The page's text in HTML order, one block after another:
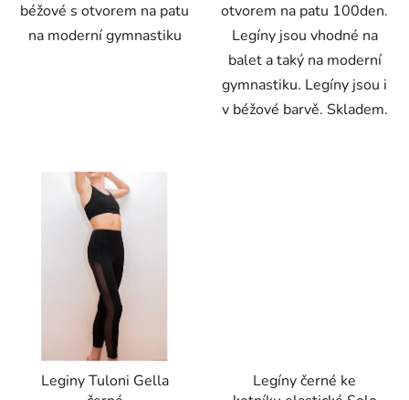
béžové s otvorem na patu
na moderní gymnastiku
otvorem na patu 100den.
Legíny jsou vhodné na
balet a taký na moderní
gymnastiku. Legíny jsou i
v béžové barvě. Skladem.
Leginy Tuloni Gella
Legíny černé ke